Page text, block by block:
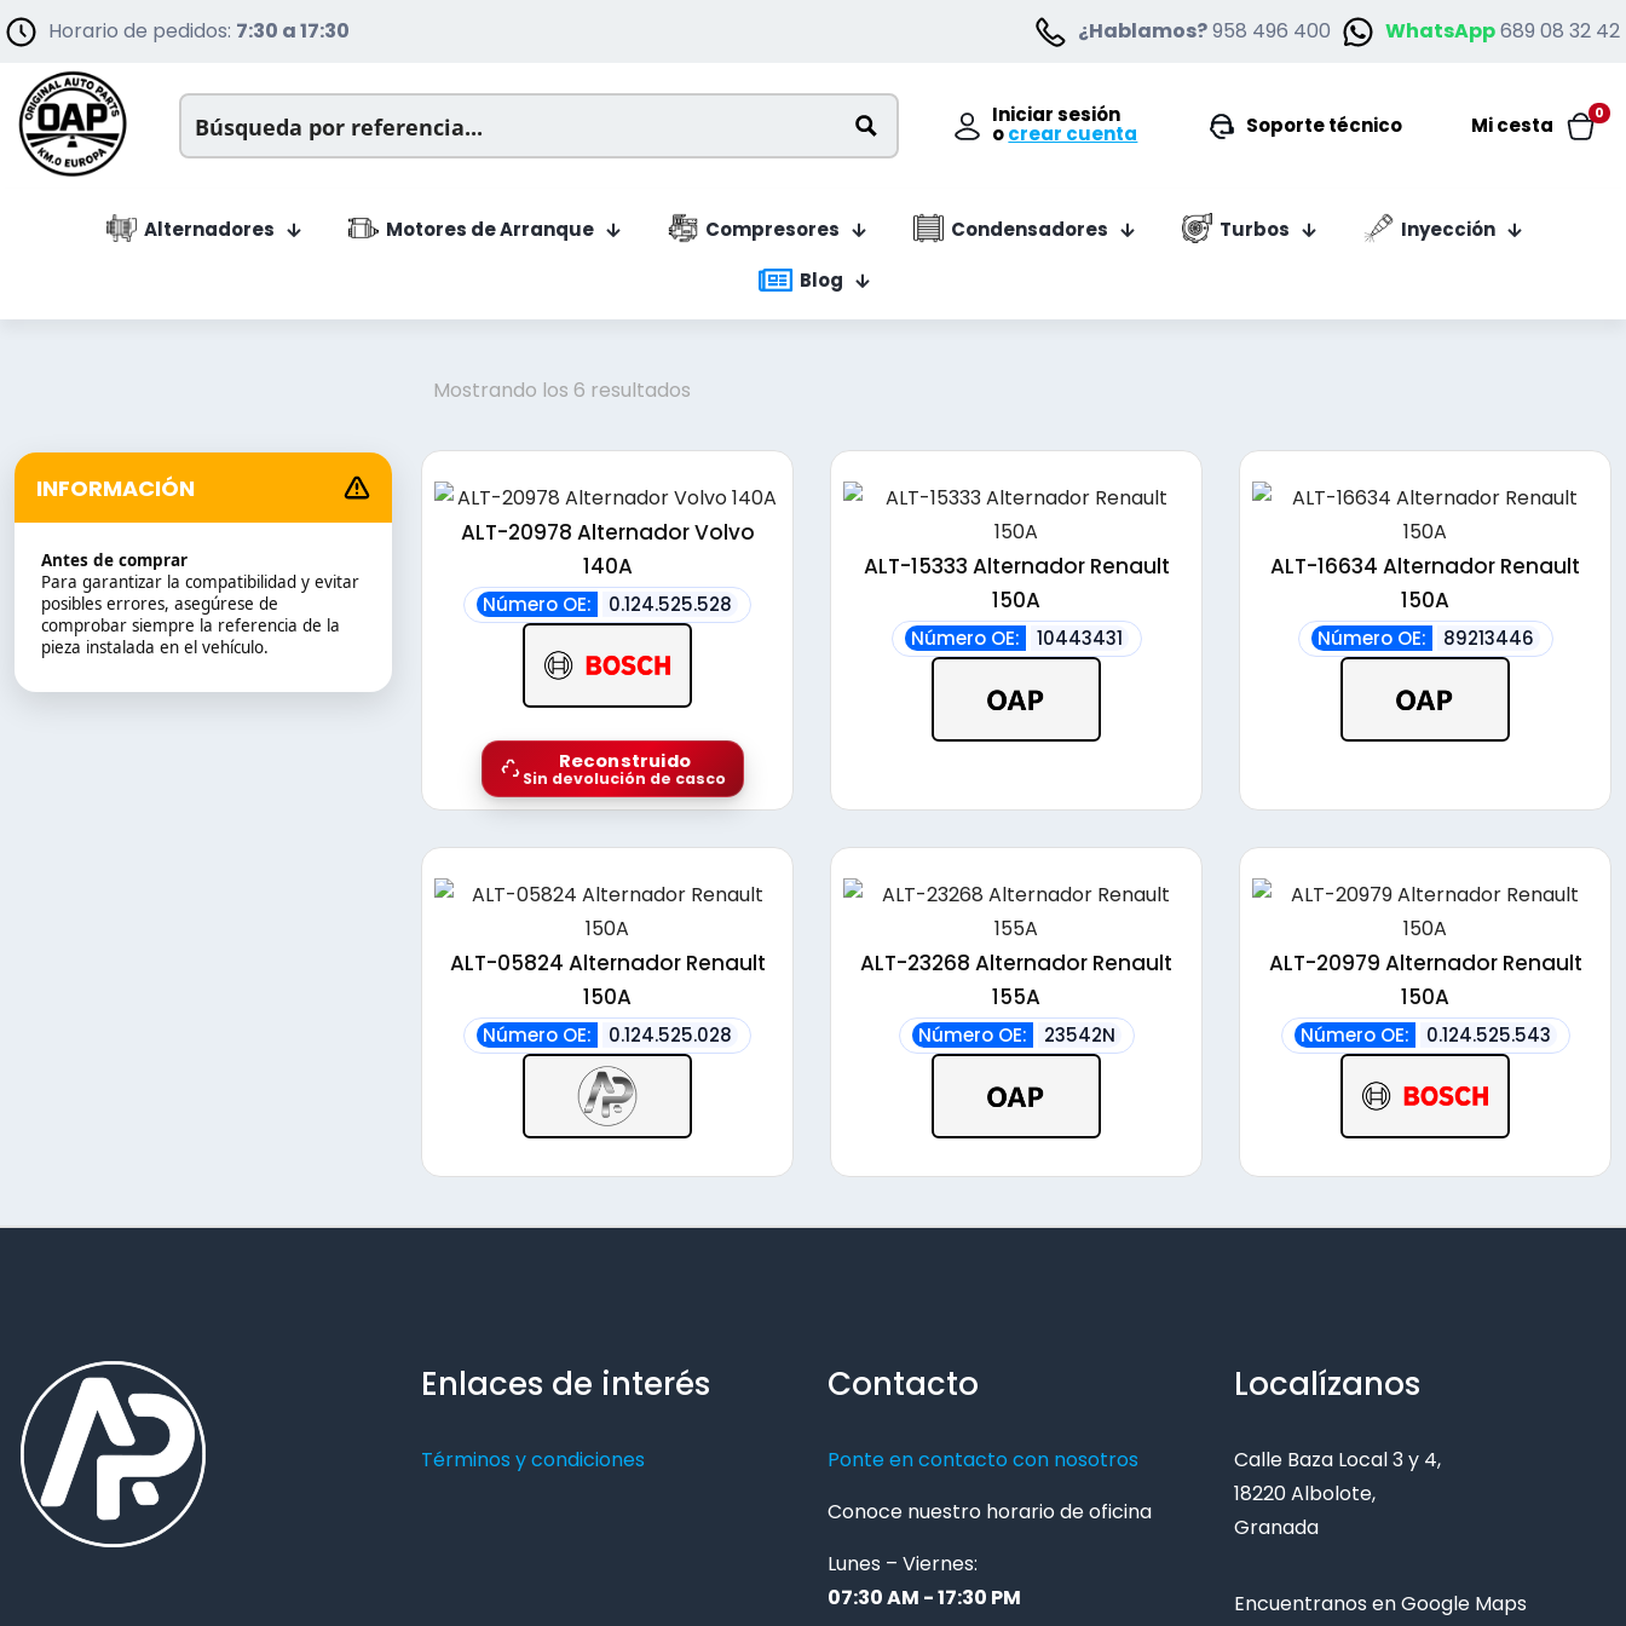
Horario de pedidos: 7:30 a 17:30 ¿Hablamos?958 496 400 WhatsApp689 08 32 42
Iniciar sesión
ocrear cuenta Soporte técnico
0
Mi cesta
Alternadores Motores de Arranque Compresores Condensadores Turbos
Inyección
Blog
INFORMACIÓN
Antes de comprar
Para garantizar la compatibilidad y evitar
posibles errores, asegúrese de
comprobar siempre la referencia de la
pieza instalada en el vehículo.
Mostrando los 6 resultadosOrdenado
precio:
bajo
a
ALT-20978 Alternador Volvo
140A
Número OE: 0.124.525.528
Reconstruido
Sin devolución de casco
ALT-15333 Alternador Renault
150A
Número OE: 10443431
ALT-16634 Alternador Renault
150A
Número OE: 89213446
ALT-05824 Alternador Renault
150A
Número OE: 0.124.525.028
ALT-23268 Alternador Renault
155A
Número OE: 23542N
ALT-20979 Alternador Renault
150A
Número OE: 0.124.525.543
Enlaces de interés
Términos y condiciones
Contacto
Ponte en contacto con nosotros
Conoce nuestro horario de oficina
Lunes – Viernes:
07:30 AM - 17:30 PM
Localízanos
Calle Baza Local 3 y 4,
18220 Albolote,
Granada
Encuentranos en Google Maps